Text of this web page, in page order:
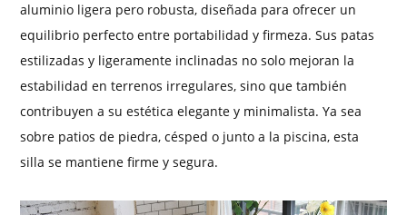
aluminio ligera pero robusta, diseñada para ofrecer un
equilibrio perfecto entre portabilidad y firmeza. Sus patas
estilizadas y ligeramente inclinadas no solo mejoran la
estabilidad en terrenos irregulares, sino que también
contribuyen a su estética elegante y minimalista. Ya sea
sobre patios de piedra, césped o junto a la piscina, esta
silla se mantiene firme y segura.